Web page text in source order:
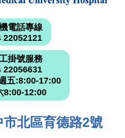
電話專線
22052121
掛號服務
22056631
五:8:00-17:00
8:00-12:00
北區育德路2號